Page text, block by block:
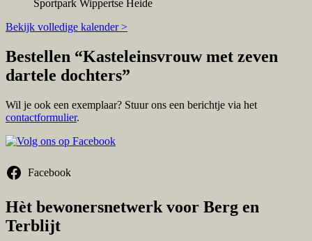
Sportpark Wippertse Heide
Bekijk volledige kalender >
Bestellen “Kasteleinsvrouw met zeven
dartele dochters”
Wil je ook een exemplaar? Stuur ons een berichtje via het
contactformulier.
Facebook
Hèt bewonersnetwerk voor Berg en
Terblijt